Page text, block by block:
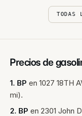
TODAS
Precios de
1. BP en 1027 18TH
mi).
2. BP en 2301 John